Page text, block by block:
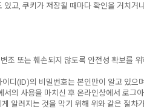
고, 쿠키가 저장될 때마다 확인을 거치
조 또는 훼손되지 않도록 안전성 확보를
디(ID)의 비밀번호는 본인만이 알고 있
의 사용을 마치신 후 온라인상에서 로
알려지는 것을 막기 위해 위와 같은 절차